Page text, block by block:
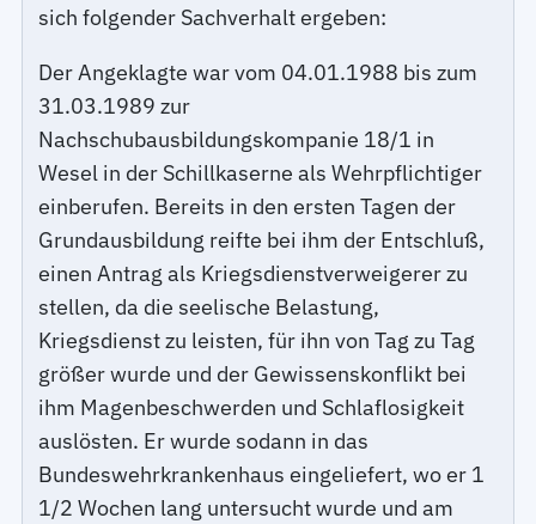
sich folgender Sachverhalt ergeben:
Der Angeklagte war vom 04.01.1988 bis zum
31.03.1989 zur
Nachschubausbildungskompanie 18/1 in
Wesel in der Schillkaserne als Wehrpflichtiger
einberufen. Bereits in den ersten Tagen der
Grundausbildung reifte bei ihm der Entschluß,
einen Antrag als Kriegsdienstverweigerer zu
stellen, da die seelische Belastung,
Kriegsdienst zu leisten, für ihn von Tag zu Tag
größer wurde und der Gewissenskonflikt bei
ihm Magenbeschwerden und Schlaflosigkeit
auslösten. Er wurde sodann in das
Bundeswehrkrankenhaus eingeliefert, wo er 1
1/2 Wochen lang untersucht wurde und am